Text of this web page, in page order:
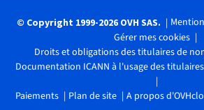
© Copyright 1999-2026 OVH SAS.
Gérer mes cookies
Droits et obligations des titulaires de
Documentation ICANN à l'usage des
Paiements Plan de site A propos